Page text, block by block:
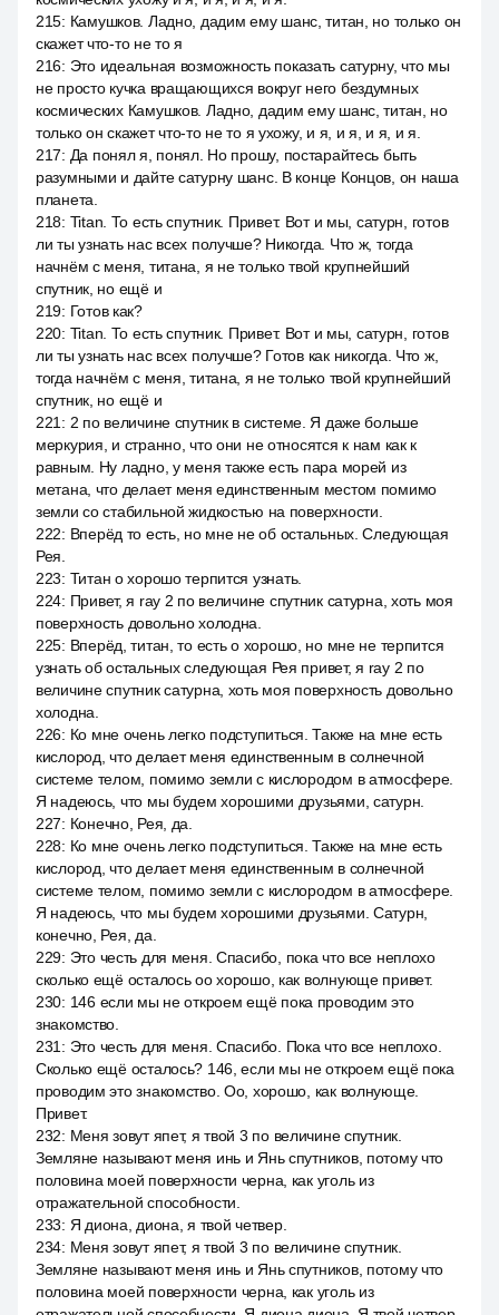
215: Камушков. Ладно, дадим ему шанс, титан, но только он
скажет что-то не то я
216: Это идеальная возможность показать сатурну, что мы
не просто кучка вращающихся вокруг него бездумных
космических Камушков. Ладно, дадим ему шанс, титан, но
только он скажет что-то не то я ухожу, и я, и я, и я, и я.
217: Да понял я, понял. Но прошу, постарайтесь быть
разумными и дайте сатурну шанс. В конце Концов, он наша
планета.
218: Titan. То есть спутник. Привет. Вот и мы, сатурн, готов
ли ты узнать нас всех получше? Никогда. Что ж, тогда
начнём с меня, титана, я не только твой крупнейший
спутник, но ещё и
219: Готов как?
220: Titan. То есть спутник. Привет. Вот и мы, сатурн, готов
ли ты узнать нас всех получше? Готов как никогда. Что ж,
тогда начнём с меня, титана, я не только твой крупнейший
спутник, но ещё и
221 : 2 по величине спутник в системе. Я даже больше
меркурия, и странно, что они не относятся к нам как к
равным. Ну ладно, у меня также есть пара морей из
метана, что делает меня единственным местом помимо
земли со стабильной жидкостью на поверхности.
222: Вперёд то есть, но мне не об остальных. Следующая
Рея.
223: Титан o хорошо терпится узнать.
224: Привет, я ray 2 по величине спутник сатурна, хоть моя
поверхность довольно холодна.
225: Вперёд, титан, то есть o хорошо, но мне не терпится
узнать об остальных следующая Рея привет, я ray 2 по
величине спутник сатурна, хоть моя поверхность довольно
холодна.
226: Ко мне очень легко подступиться. Также на мне есть
кислород, что делает меня единственным в солнечной
системе телом, помимо земли с кислородом в атмосфере.
Я надеюсь, что мы будем хорошими друзьями, сатурн.
227: Конечно, Рея, да.
228: Ко мне очень легко подступиться. Также на мне есть
кислород, что делает меня единственным в солнечной
системе телом, помимо земли с кислородом в атмосфере.
Я надеюсь, что мы будем хорошими друзьями. Сатурн,
конечно, Рея, да.
229: Это честь для меня. Спасибо, пока что все неплохо
сколько ещё осталось оо хорошо, как волнующе привет.
230: 146 если мы не откроем ещё пока проводим это
знакомство.
231 : Это честь для меня. Спасибо. Пока что все неплохо.
Сколько ещё осталось? 146, если мы не откроем ещё пока
проводим это знакомство. Оо, хорошо, как волнующе.
Привет.
232: Меня зовут япет, я твой 3 по величине спутник.
Земляне называют меня инь и Янь спутников, потому что
половина моей поверхности черна, как уголь из
отражательной способности.
233: Я диона, диона, я твой четвер.
234: Меня зовут япет, я твой 3 по величине спутник.
Земляне называют меня инь и Янь спутников, потому что
половина моей поверхности черна, как уголь из